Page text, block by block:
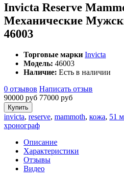
Invicta Reserve
Механические
46003
Торговые марки Invicta
Модель: 46003
Наличие: Есть в наличии
0 отзывов Написать отзыв
90000 руб 77000 руб
Купить
invicta, reserve, mammoth, кожа, 51
хронограф
Описание
Характеристики
Отзывы
Видео